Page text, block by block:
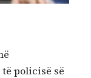
policisë së